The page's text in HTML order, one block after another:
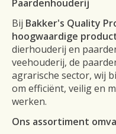
Paardenhouderij
Bij Bakker's Quality
hoogwaardige
dierhouderij en
veehouderij, de
agrarische sector, wij
om efficiënt, veilig en
werken.
Ons assortiment